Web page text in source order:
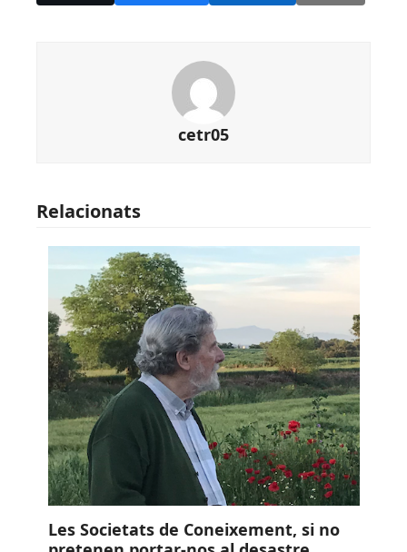
cetr05
Relacionats
Les Societats de Coneixement, si no